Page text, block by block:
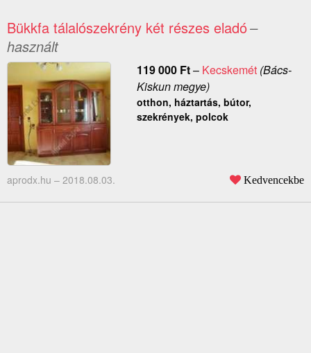
Bükkfa tálalószekrény két részes eladó–
használt
119 000 Ft– Kecskemét(Bács-
Kiskun megye)
otthon, háztartás, bútor,
szekrények, polcok
aprodx.hu – 2018.08.03. Kedvencekbe